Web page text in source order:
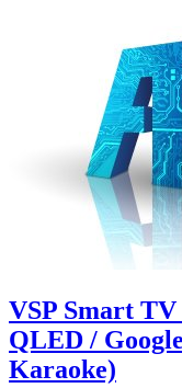
VSP Smart
QLED /
Karaoke)